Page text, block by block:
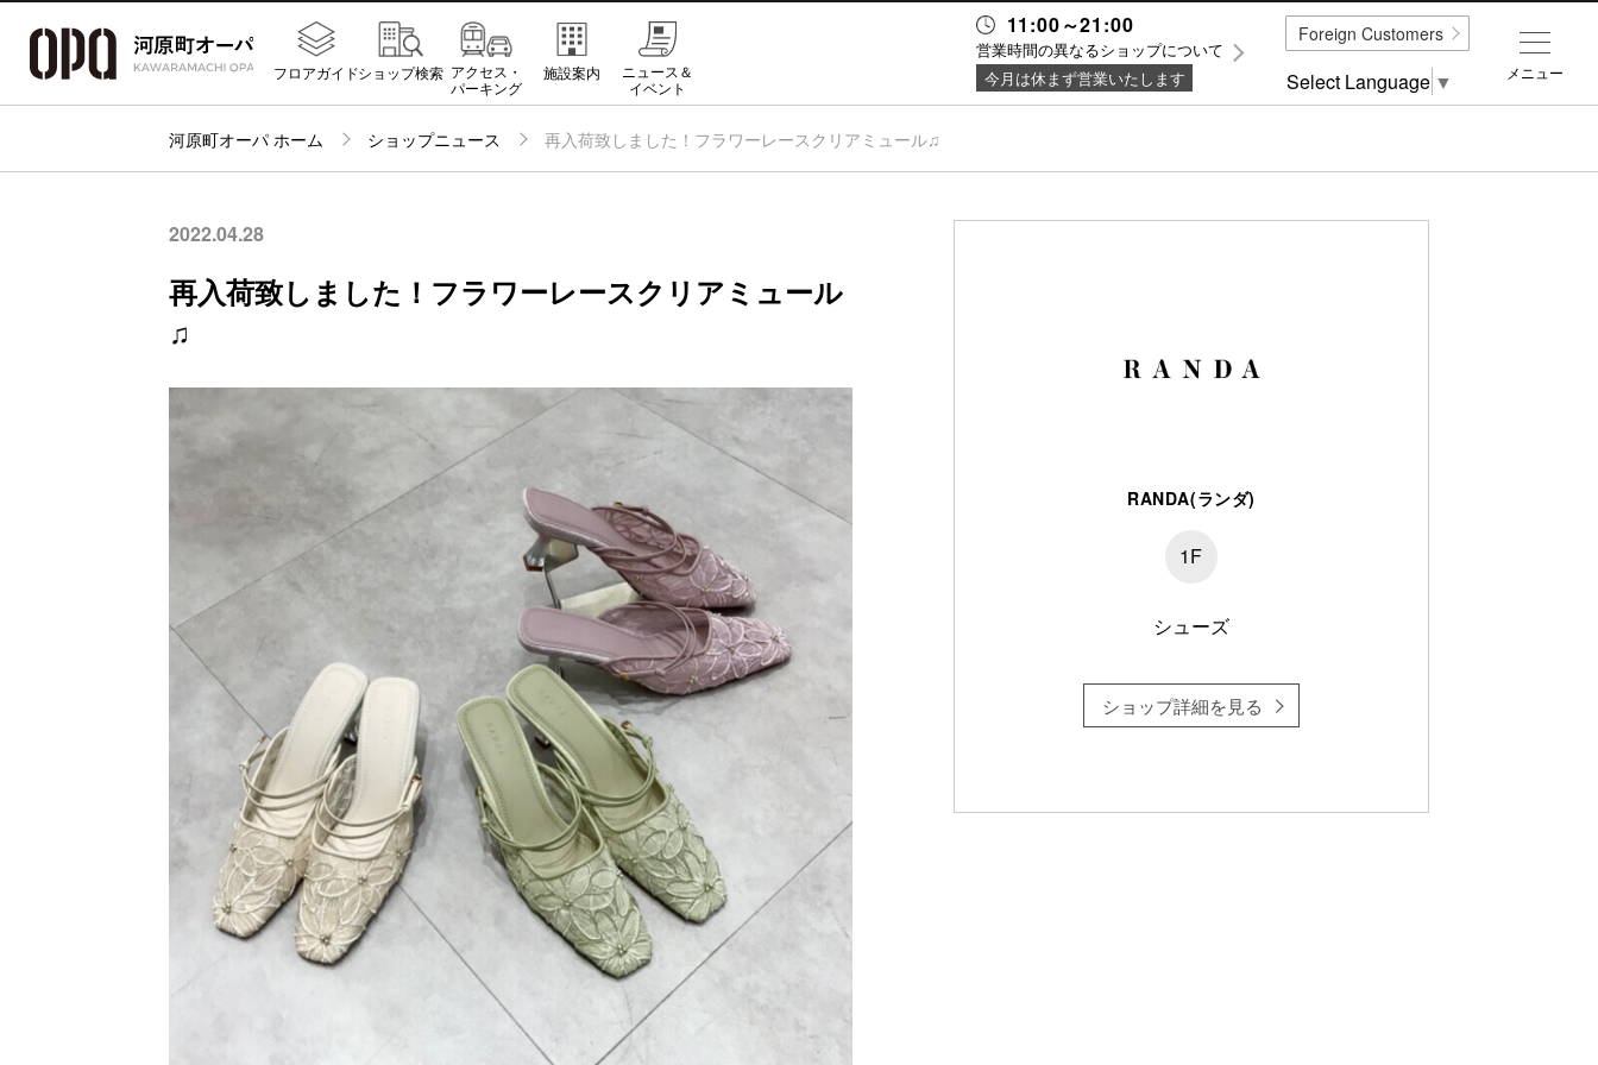
11:00～21:00
営業時間の異なるショップについて
今月は休まず営業いたします
フロアガイドショップ検索 アクセス・
パーキング
施設案内
ニュース＆
イベント
河原町オーパ ホーム ショップニュース 再入荷致しました！フラワーレースクリアミュール♫
2022.04.28
再入荷致しました！フラワーレースクリアミュール
♫
RANDA(ランダ)
1F
シューズ
ショップ詳細を見る
メニュー
Foreign Customers
Select Language ▼